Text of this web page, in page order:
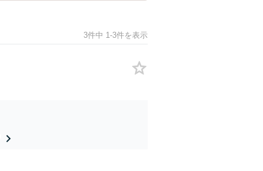
3件中 1-3件を表示